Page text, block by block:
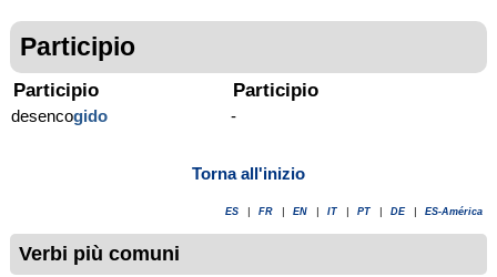
Participio
Participio
desencogido
Participio
-
Torna all'inizio
ES FR EN IT PT DE ES-América
Verbi più comuni